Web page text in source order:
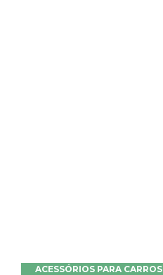
ACESSÓRIOS PARA CARROS